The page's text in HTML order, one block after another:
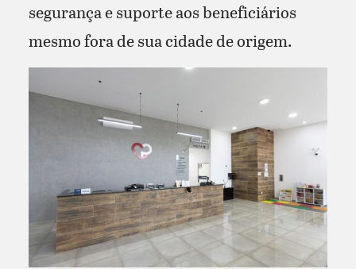
segurança e suporte aos beneficiários
mesmo fora de sua cidade de origem.